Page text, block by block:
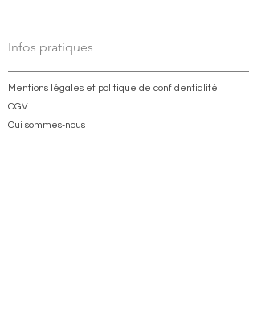
Infos pratiques
Mentions légales et politique de confidentialité
CGV
Qui sommes-nous